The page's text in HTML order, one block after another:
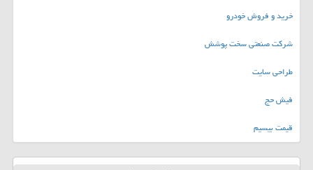
خرید و فروش خودرو
شرکت صنعتی سخت پوشش
طراحی سایت
فیش حج
قیمت بیسیم